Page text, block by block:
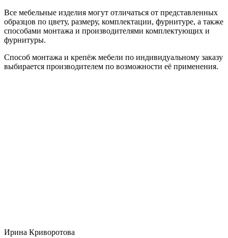
Все мебельные изделия могут отличаться от представленных
образцов по цвету, размеру, комплектации, фурнитуре, а также
способами монтажа и производителями комплектующих и
фурнитуры.
Способ монтажа и крепёж мебели по индивидуальному заказу
выбирается производителем по возможности её применения.
Ирина Криворотова